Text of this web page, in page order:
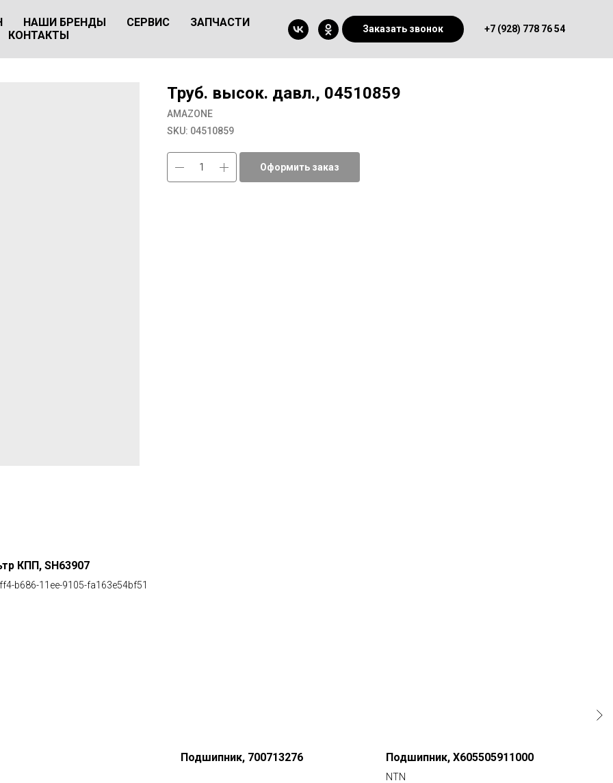
НАШИ БРЕНДЫ СЕРВИС
ЗАПЧАСТИ
КОНТАКТЫ
Заказать звонок +7 (928) 778 76 54
Труб. высок. давл., 04510859
AMAZONE
SKU: 04510859
Оформить заказ
КПП, SH63907
b686-11ee-9105-fa163e54bf51
Подшипник, 700713276 Подшипник, X605505911000
NTN